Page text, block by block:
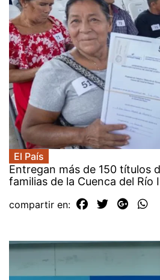
El País
Entregan más de 150 títulos
familias de la Cuenca del Río
compartir en: